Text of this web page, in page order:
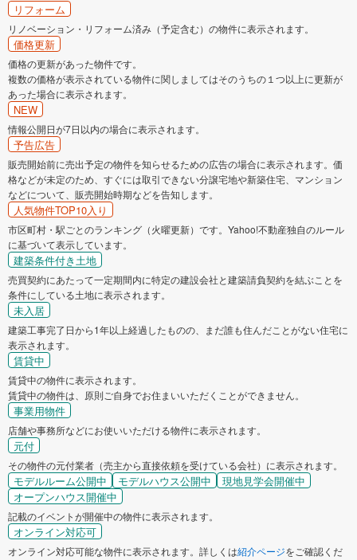
リフォーム
リノベーション・リフォーム済み（予定含む）の物件に表示されます。
価格更新
価格の更新があった物件です。
複数の価格が表示されている物件に関しましてはそのうちの１つ以上に更新が
あった場合に表示されます。
NEW
情報公開日が7日以内の場合に表示されます。
予告広告
販売開始前に売出予定の物件を知らせるための広告の場合に表示されます。価
格などが未定のため、すぐには取引できない分譲宅地や新築住宅、マンション
などについて、販売開始時期などを告知します。
人気物件TOP10入り
市区町村・駅ごとのランキング（火曜更新）です。Yahoo!不動産独自のルール
に基づいて表示しています。
建築条件付き土地
売買契約にあたって一定期間内に特定の建設会社と建築請負契約を結ぶことを
条件にしている土地に表示されます。
未入居
建築工事完了日から1年以上経過したものの、まだ誰も住んだことがない住宅に
表示されます。
賃貸中
賃貸中の物件に表示されます。
賃貸中の物件は、原則ご自身でお住まいいただくことができません。
事業用物件
店舗や事務所などにお使いいただける物件に表示されます。
元付
その物件の元付業者（売主から直接依頼を受けている会社）に表示されます。
モデルルーム公開中 モデルハウス公開中
現地見学会開催中
オープンハウス開催中
記載のイベントが開催中の物件に表示されます。
オンライン対応可
オンライン対応可能な物件に表示されます。詳しくは紹介ページをご確認くだ